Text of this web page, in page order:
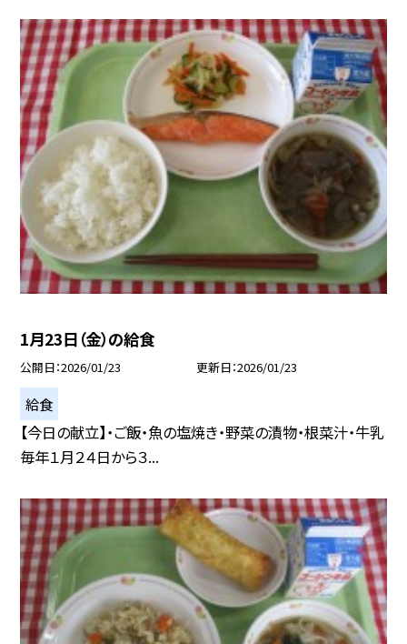
1月23日（金）の給食
公開日 2026/01/23 更新日 2026/01/23
給食
【今日の献立】・ご飯・魚の塩焼き・野菜の漬物・根菜汁・牛乳
毎年１月２４日から３...